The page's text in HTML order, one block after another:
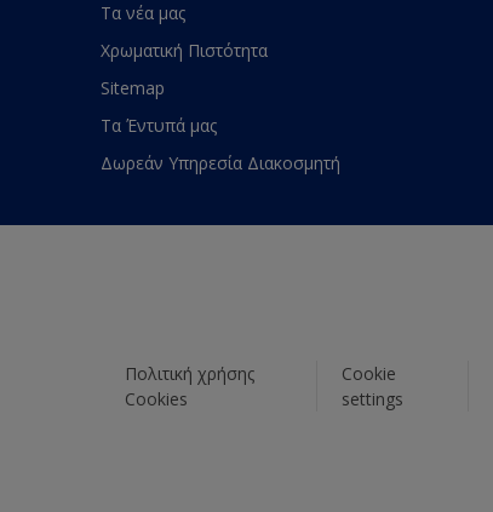
Τα νέα μας
Χρωματική Πιστότητα
Sitemap
Τα Έντυπά μας
Δωρεάν Υπηρεσία Διακοσμητή
Πολιτική χρήσης
Cookies
Cookie
settings